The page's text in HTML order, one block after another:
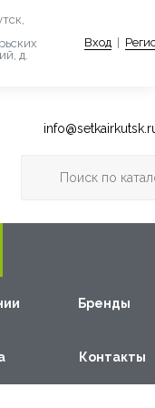
д.
Вход
Бренды
Контакты